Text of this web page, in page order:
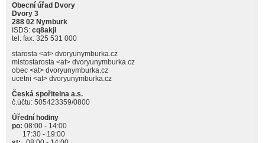
Obecní úřad Dvory
Dvory 3
288 02 Nymburk
ISDS: cq8akji
tel. fax: 325 531 000
starosta <at> dvoryunymburka.cz
mistostarosta <at> dvoryunymburka.cz
obec <at> dvoryunymburka.cz
ucetni <at> dvoryunymburka.cz
Česká spořitelna a.s.
č.účtu: 505423359/0800
Úřední hodiny
po: 08:00 - 14:00
17:30 - 19:00